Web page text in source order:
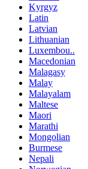
Kyrgyz
Latin
Latvian
Lithuanian
Luxembou..
Macedonian
Malagasy
Malay
Malayalam
Maltese
Maori
Marathi
Mongolian
Burmese
Nepali